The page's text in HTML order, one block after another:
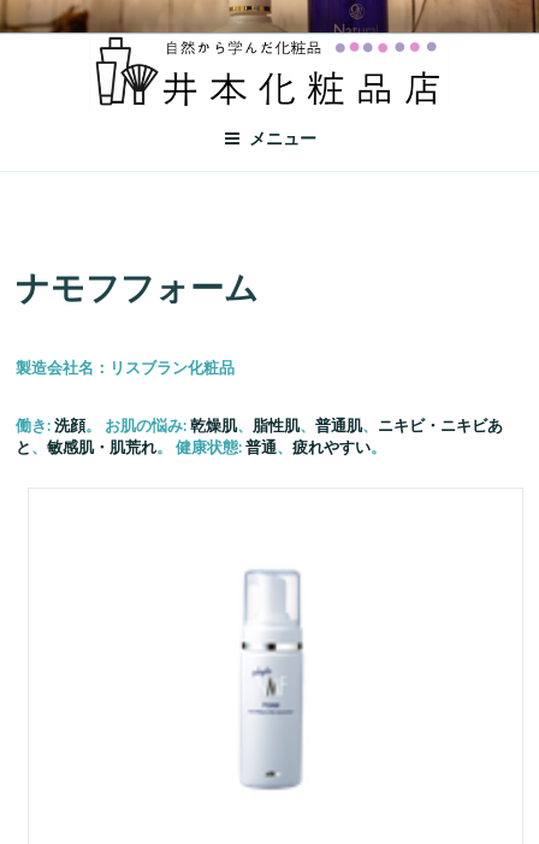
井本化粧品店
自然から学んだ化粧品
メニュー
ナモフフォーム
製造会社名：リスブラン化粧品
働き:洗顔。 お肌の悩み:乾燥肌、 脂性肌、普通肌、 ニキビ・ニキビあ
と 、敏感肌・肌荒れ。 健康状態:普通、疲れやすい。